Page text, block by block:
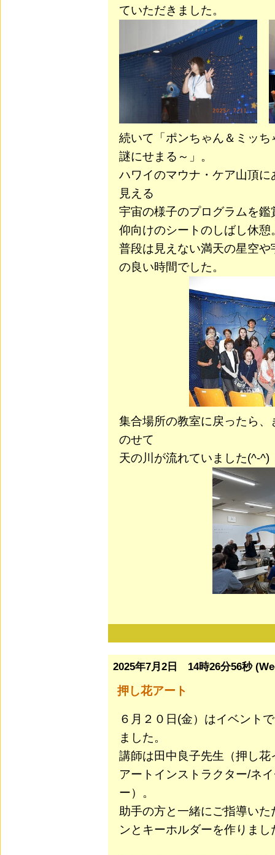
ていただきました。
続いて「ポンちゃん＆ミッ
謎にせまる～」。
ハワイのマウナ・ケア山頂
見える
宇宙の様子のプログラムを鑑
仰向けのシートのしばし休憩
普段は見えない満天の星空
の良い時間でした。
集合場所の教室に戻ったら
のせて
天の川が流れていました(^-^)
2025年7月2日 14時26分56秒
押し花アート
６月２０日(金）はイベント
ました。
講師は田中良子先生（押し花
アートインストラクター/ネ
ー）。
助手の方と一緒にご指導い
ンとキーホルダーを作りまし